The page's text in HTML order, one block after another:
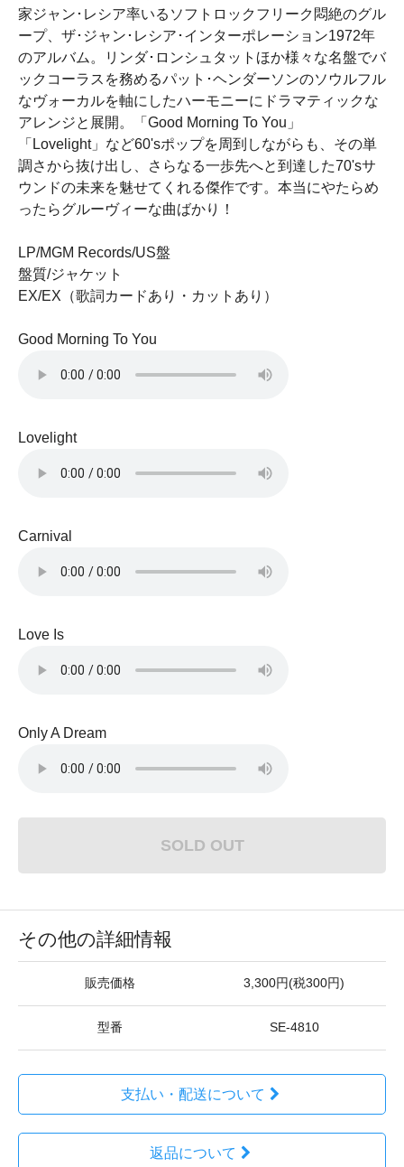
家ジャン･レシア率いるソフトロックフリーク悶絶のグル
ープ、ザ･ジャン･レシア･インターポレーション1972年
のアルバム。リンダ･ロンシュタットほか様々な名盤でバ
ックコーラスを務めるパット･ヘンダーソンのソウルフル
なヴォーカルを軸にしたハーモニーにドラマティックな
アレンジと展開。「Good Morning To You」
「Lovelight」など60'sポップを周到しながらも、その単
調さから抜け出し、さらなる一歩先へと到達した70'sサ
ウンドの未来を魅せてくれる傑作です。本当にやたらめ
ったらグルーヴィーな曲ばかり！
LP/MGM Records/US盤
盤質/ジャケット
EX/EX（歌詞カードあり・カットあり）
Good Morning To You
Lovelight
Carnival
Love Is
Only A Dream
SOLD OUT
その他の詳細情報
販売価格 3,300円(税300円)
型番 SE-4810
支払い・配送について
返品について